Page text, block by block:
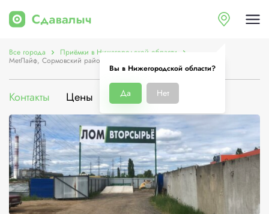
Вы в Нижегородской области?
Да Нет
Все города Приёмки в Нижегородской области
МетЛайф, Сормовский район, ул. Коминтерна, 43Б
Контакты Цены Услуги О компании